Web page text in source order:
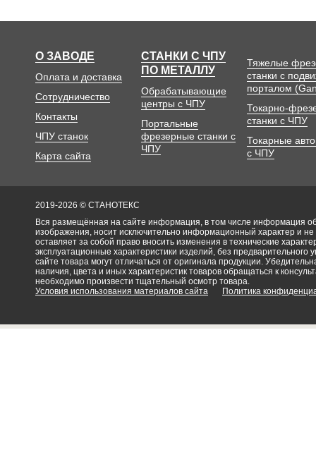
О ЗАВОДЕ
Оплата и доставка
Сотрудничество
Контакты
ЧПУ станок
Карта сайта
СТАНКИ С ЧПУ
ПО МЕТАЛЛУ
Обрабатывающие
центры с ЧПУ
Портальные
фрезерные станки с
ЧПУ
Тяжелые
станки с
порталом
Токарно-
станки с ЧПУ
Токарные
с ЧПУ
2019-2026 © СТАНОТЕКС
Вся размещённая на сайте информация, в том числе информация об
изображения, носит исключительно информационный характер и
оставляет за собой право вносить изменения в технические
эксплуатационные характеристики изделий, без
сайте товара могут отличаться от оригинала продукции.
наличия, цвета и иных характеристик товаров обращаться к
необходимо произвести тщательный осмотр товара.
Условия использования материалов сайта
Политика